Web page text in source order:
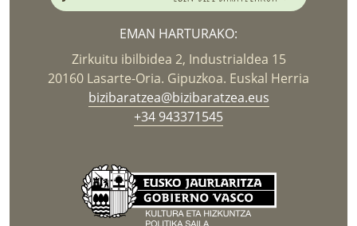
EMAN HARTURAKO:
Zirkuitu ibilbidea 2, Industrialdea 15
20160 Lasarte-Oria. Gipuzkoa. Euskal Herria
bizibaratzea@bizibaratzea.eus
+34 943371545